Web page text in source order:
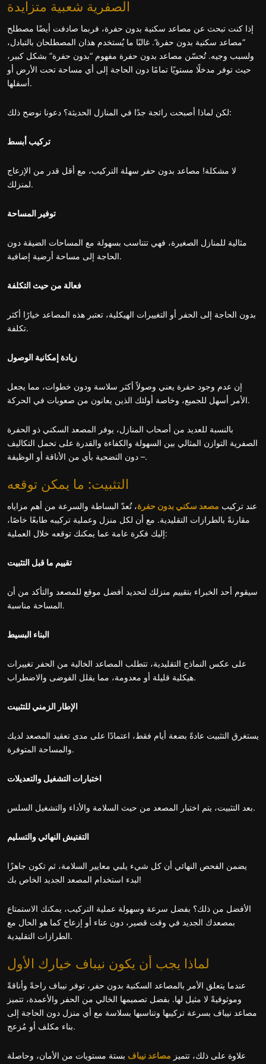
الصفرية شعبية متزايدة
إذا كنت تبحث عن مصاعد سكنية بدون حفرة، فربما صادفت أيضًا مصطلح
“مصاعد سكنية بدون حفرة”. غالبًا ما يُستخدم هذان المصطلحان بالتبادل،
ولسبب وجيه. تُحسّن مصاعد بدون حفرة مفهوم “بدون حفرة” بشكل كبير،
حيث توفر مدخلًا مستويًا تمامًا دون الحاجة إلى أي مساحة تحت الأرض أو
أسفلها.
لكن لماذا أصبحت رائجة جدًا في المنازل الحديثة؟ دعونا نوضح ذلك:
تركيب أبسط
لا مشكلة! مصاعد بدون حفر سهلة التركيب، مع أقل قدر من الإزعاج
لمنزلك.
توفير المساحة
مثالية للمنازل الصغيرة، فهي تتناسب بسهولة مع المساحات الضيقة دون
الحاجة إلى مساحة أرضية إضافية.
فعالة من حيث التكلفة
بدون الحاجة إلى الحفر أو التغييرات الهيكلية، تعتبر هذه المصاعد خيارًا أكثر
تكلفة.
زيادة إمكانية الوصول
إن عدم وجود حفرة يعني وصولاً أكثر سلاسة ودون خطوات، مما يجعل
الأمر أسهل للجميع، وخاصة أولئك الذين يعانون من صعوبات في الحركة.
بالنسبة للعديد من أصحاب المنازل، يوفر المصعد السكني ذو الحفرة
الصفرية التوازن المثالي بين السهولة والكفاءة والقدرة على تحمل التكاليف
– دون التضحية بأي من الأناقة أو الوظيفة.
التثبيت: ما يمكن توقعه
عند تركيب مصعد سكني بدون حفرة، تُعدّ البساطة والسرعة من أهم مزاياه
مقارنةً بالطرازات التقليدية. مع أن لكل منزل وعملية تركيبه طابعًا خاصًا،
إليك فكرة عامة عما يمكنك توقعه خلال العملية:
تقييم ما قبل التثبيت
سيقوم أحد الخبراء بتقييم منزلك لتحديد أفضل موقع للمصعد والتأكد من أن
المساحة مناسبة.
البناء البسيط
على عكس النماذج التقليدية، تتطلب المصاعد الخالية من الحفر تغييرات
هيكلية قليلة أو معدومة، مما يقلل الفوضى والاضطراب.
الإطار الزمني للتثبيت
يستغرق التثبيت عادةً بضعة أيام فقط، اعتمادًا على مدى تعقيد المصعد لديك
والمساحة المتوفرة.
اختبارات التشغيل والتعديلات
بعد التثبيت، يتم اختبار المصعد من حيث السلامة والأداء والتشغيل السلس.
التفتيش النهائي والتسليم
يضمن الفحص النهائي أن كل شيء يلبي معايير السلامة، ثم تكون جاهزًا
لبدء استخدام المصعد الجديد الخاص بك!
الأفضل من ذلك؟ بفضل سرعة وسهولة عملية التركيب، يمكنك الاستمتاع
بمصعدك الجديد في وقت قصير، دون عناء أو إزعاج كما هو الحال مع
الطرازات التقليدية.
لماذا يجب أن يكون نيباف خيارك الأول
عندما يتعلق الأمر بالمصاعد السكنية بدون حفر، توفر نيباف راحةً وأناقةً
وموثوقيةً لا مثيل لها. بفضل تصميمها الخالي من الحفر والأعمدة، تتميز
مصاعد نيباف بسرعة تركيبها وتناسبها بسلاسة مع أي منزل دون الحاجة إلى
بناء مكلف أو مُزعج.
علاوة على ذلك، تتميز مصاعد نيباف بستة مستويات من الأمان، وحاصلة